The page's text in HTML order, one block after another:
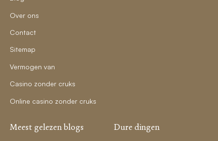
Over ons
Contact
Sitemap
Vermogen van
Casino zonder cruks
Online casino zonder cruks
Meest gelezen blogs Dure dingen